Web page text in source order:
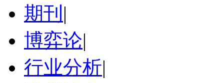
期刊 |
博弈论|
行业分析|